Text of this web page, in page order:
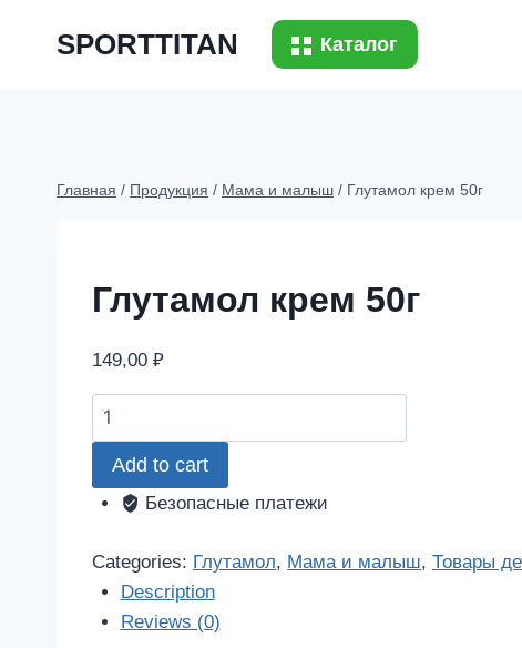
SPORTTITAN Каталог
Главная / Продукция / Мама и малыш / Глутамол крем 50г
Глутамол крем 50г
149,00 ₽
Глутамол
крем
50г
quantity
Add to cart
Безопасные платежи
Categories: Глутамол, Мама и малыш, Товары
Description
Reviews (0)